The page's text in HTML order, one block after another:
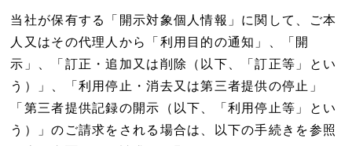
当社が保有する「開示対象個人情報」に関して、ご本
人又はその代理人から「利用目的の通知」、「開
示」、「訂正・追加又は削除（以下、「訂正等」とい
う）」、「利用停止・消去又は第三者提供の停止」
「第三者提供記録の開示（以下、「利用停止等」とい
う）」のご請求をされる場合は、以下の手続きを参照